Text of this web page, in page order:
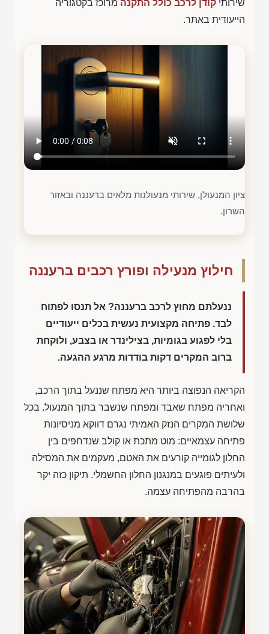
שירותי קודן לרכב כולל התקנה מרוכז בקטגוריה
הייעודית באתר.
ציון המנעולן, שירותי מנעולנות מלאים ברעננה ובאזור
השרון.
חילוץ מנעילה ופורץ רכבים ברעננה
ננעלתם מחוץ לרכב ברעננה? אל תנסו לפתוח
לבד. פתיחה מקצועית נעשית בכלים ייעודיים
בלי לפגוע בגומיות, בצילינדר או בצבע, ולוקחת
ברוב המקרים דקות בודדות מרגע ההגעה.
הקריאה הנפוצה ביותר היא מפתח שננעל בתוך הרכב,
ואחריה מפתח שאבד ומפתח שנשבר בתוך המנעול. בכל
שלושת המקרים הנזק האמיתי נגרם דווקא מניסיונות
פתיחה עצמאיים: מוט מתכת או קולב שנדחפים בין
החלון לגומייה קורעים את האטם, מעקמים את המסילה
ולעיתים פוגעים במנגנון החלון החשמלי. תיקון כזה יקר
בהרבה מהפתיחה עצמה.